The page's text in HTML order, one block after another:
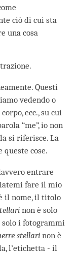
ciò di cui sta
una cosa
Questi
vedendo o
ecc., su cui
“me”, io non
si riferisce. La
cose.
entrare
fare il mio
il nome, il titolo
non è solo
solo i fotogrammi
stellari non è
l’etichetta - il